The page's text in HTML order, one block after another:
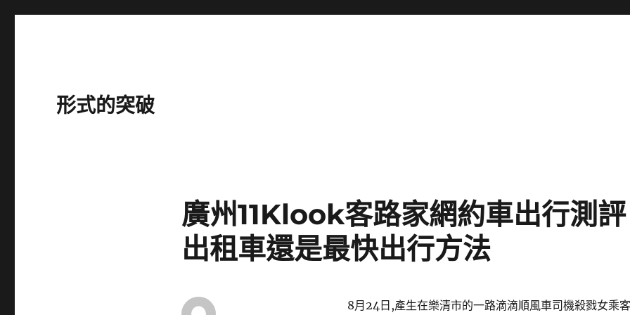
形式的突破
廣州11Klook客路家網約車出行測
出租車還是最快出行方法
8月24日,產生在樂清市的一路滴滴順風車司機殺戮女乘